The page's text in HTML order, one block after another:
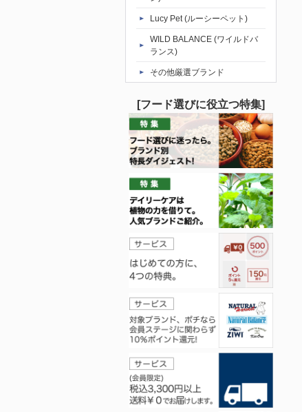
Lucy Pet (ルーシーペット)
WILD BALANCE (ワイルドバ
ランス)
その他厳選ブランド
[フード選びに役立つ特集]